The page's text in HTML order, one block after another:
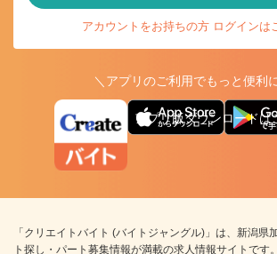
アカウントをお持ちの方 ログインは
＼アプリのご利用でもっと便利
アプリ版ダウンロードは
「クリエイトバイト (バイトジャングル)」は、新潟県
ト探し・パート募集情報が満載の求人情報サイトです